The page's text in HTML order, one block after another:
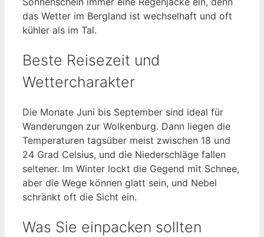
das Wetter im Bergland ist wechselhaft und oft
kühler als im Tal.
Beste Reisezeit und
Wettercharakter
Die Monate Juni bis September sind ideal für
Wanderungen zur Wolkenburg. Dann liegen die
Temperaturen tagsüber meist zwischen 18 und
24 Grad Celsius, und die Niederschläge fallen
seltener. Im Winter lockt die Gegend mit Schnee,
aber die Wege können glatt sein, und Nebel
schränkt oft die Sicht ein.
Was Sie einpacken sollten